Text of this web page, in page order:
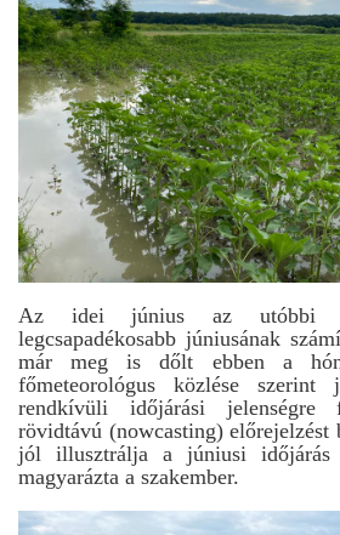
Az idei június az utóbbi
legcsapadékosabb júniusának
már meg is dőlt ebben a
főmeteorológus közlése szerint
rendkívüli időjárási jelenségre
rövidtávú (nowcasting) előrejelzést
jól illusztrálja a júniusi időjárás
magyarázta a szakember.